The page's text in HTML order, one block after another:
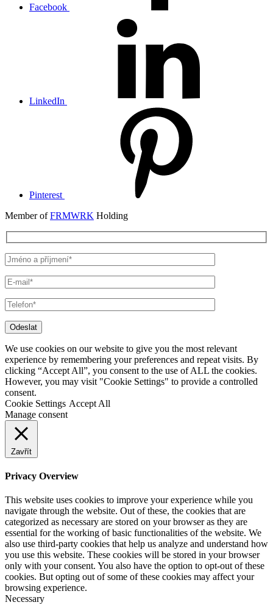
Facebook
LinkedIn
Pinterest
Member ofFRMWRK Holding
Odeslat
We use cookies on our website to give you the most relevant
experience by remembering your preferences and repeat visits. By
clicking “Accept All”, you consent to the use of ALL the cookies.
However, you may visit "Cookie Settings" to provide a controlled
consent.
Cookie Settings Accept All
Manage consent
Zavřít
Privacy Overview
This website uses cookies to improve your experience while you
navigate through the website. Out of these, the cookies that are
categorized as necessary are stored on your browser as they are
essential for the working of basic functionalities of the website. We
also use third-party cookies that help us analyze and understand how
you use this website. These cookies will be stored in your browser
only with your consent. You also have the option to opt-out of these
cookies. But opting out of some of these cookies may affect your
browsing experience.
Necessary